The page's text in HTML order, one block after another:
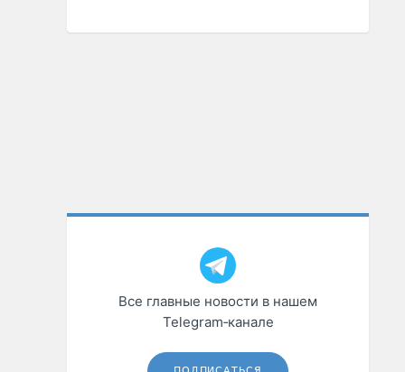
Все главные новости в нашем
Telegram‑канале